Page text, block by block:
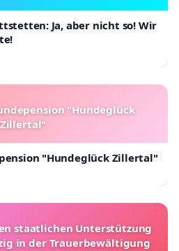
Ja, aber nicht so! Wir
"Hundeglück
Zillertal"
"Hundeglück Zillertal"
staatlichen Unterstützung
in der Trauerbewältigung